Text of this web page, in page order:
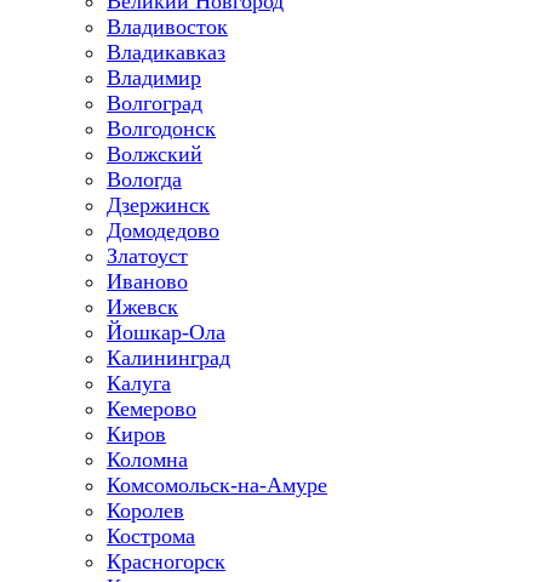
Владивосток
Владикавказ
Владимир
Волгоград
Волгодонск
Волжский
Вологда
Дзержинск
Домодедово
Златоуст
Иваново
Ижевск
Йошкар-Ола
Калининград
Калуга
Кемерово
Киров
Коломна
Комсомольск-на-Амуре
Королев
Кострома
Красногорск